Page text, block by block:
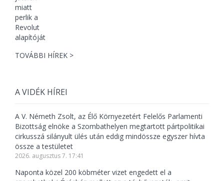
TOVÁBBI HÍREK >
A VIDÉK HÍREI
A V. Németh Zsolt, az Élő Környezetért Felelős Parlamenti
Bizottság elnöke a Szombathelyen megtartott pártpolitikai
cirkusszá silányult ülés után eddig mindössze egyszer hívta
össze a testületet
2026. augusztus 7. 17:41
Naponta közel 200 köbméter vizet engedett el a